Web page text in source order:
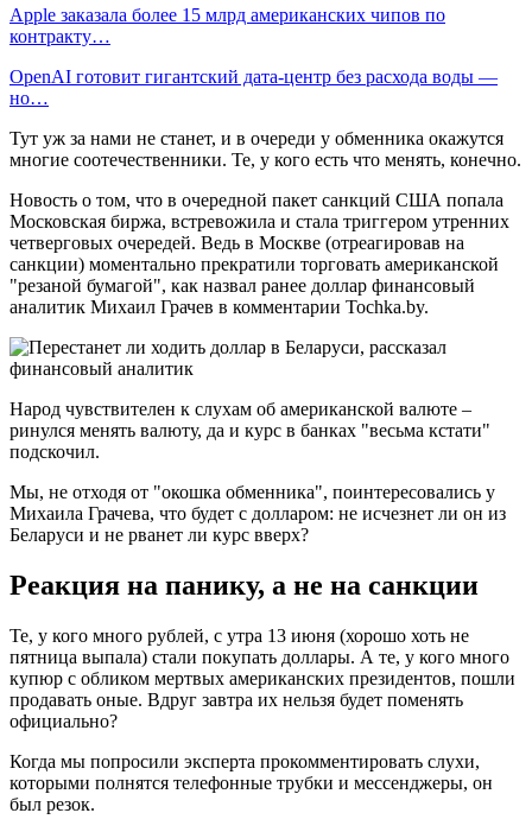
Apple заказала более 15 млрд американских чипов по
контракту…
OpenAI готовит гигантский дата-центр без расхода воды —
но…
Тут уж за нами не станет, и в очереди у обменника окажутся
многие соотечественники. Те, у кого есть что менять, конечно.
Новость о том, что в очередной пакет санкций США попала
Московская биржа, встревожила и стала триггером утренних
четверговых очередей. Ведь в Москве (отреагировав на
санкции) моментально прекратили торговать американской
"резаной бумагой", как назвал ранее доллар финансовый
аналитик Михаил Грачев в комментарии Tochka.by.
Народ чувствителен к слухам об американской валюте –
ринулся менять валюту, да и курс в банках "весьма кстати"
подскочил.
Мы, не отходя от "окошка обменника", поинтересовались у
Михаила Грачева, что будет с долларом: не исчезнет ли он из
Беларуси и не рванет ли курс вверх?
Реакция на панику, а не на санкции
Те, у кого много рублей, с утра 13 июня (хорошо хоть не
пятница выпала) стали покупать доллары. А те, у кого много
купюр с обликом мертвых американских президентов, пошли
продавать оные. Вдруг завтра их нельзя будет поменять
официально?
Когда мы попросили эксперта прокомментировать слухи,
которыми полнятся телефонные трубки и мессенджеры, он
был резок.